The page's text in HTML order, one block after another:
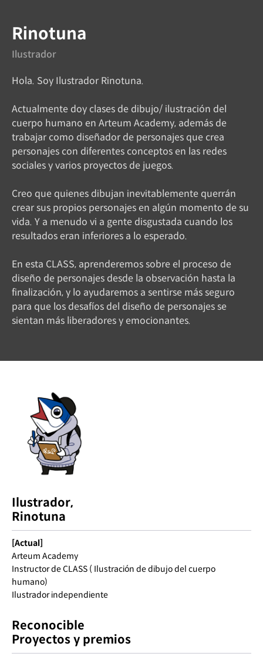
Ilustrador
Rinotuna
Hola. Soy Ilustrador Rinotuna.
Actualmente doy clases de dibujo/ ilustración del
cuerpo humano en Arteum Academy, además de
trabajar como diseñador de personajes que crea
personajes con diferentes conceptos en las redes
sociales y varios proyectos de juegos.
Creo que quienes dibujan inevitablemente querrán
crear sus propios personajes en algún momento de su
vida. Y a menudo vi a gente disgustada cuando los
resultados eran inferiores a lo esperado.
En esta CLASS, aprenderemos sobre el proceso de
diseño de personajes desde la observación hasta la
finalización, y lo ayudaremos a sentirse más seguro
para que los desafíos del diseño de personajes se
sientan más liberadores y emocionantes.
Ilustrador,
Rinotuna
[Actual]
Arteum Academy
Instructor de CLASS ( Ilustración de dibujo del cuerpo
humano)
Ilustrador independiente
Reconocible
Proyectos y premios